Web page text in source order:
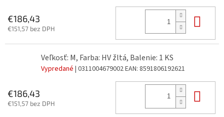
€186,43
€151,57 bez DPH
Veľkosť: M, Farba: HV žltá, Balenie: 1 KS
Vypredané | 0311004679002EAN: 8591806192621
€186,43
€151,57 bez DPH